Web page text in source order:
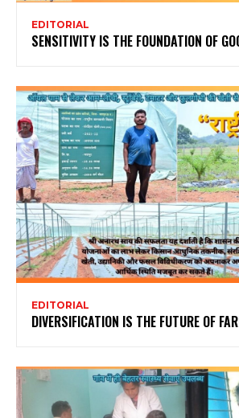
EDITORIAL
SENSITIVITY IS THE FOUNDATION OF
EDITORIAL
DIVERSIFICATION IS THE FUTURE OF